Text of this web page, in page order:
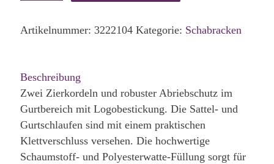
Artikelnummer: 3222104 Kategorie: Schabracken
Beschreibung
Zwei Zierkordeln und robuster Abriebschutz im
Gurtbereich mit Logobestickung. Die Sattel- und
Gurtschlaufen sind mit einem praktischen
Klettverschluss versehen. Die hochwertige
Schaumstoff- und Polyesterwatte-Füllung sorgt für